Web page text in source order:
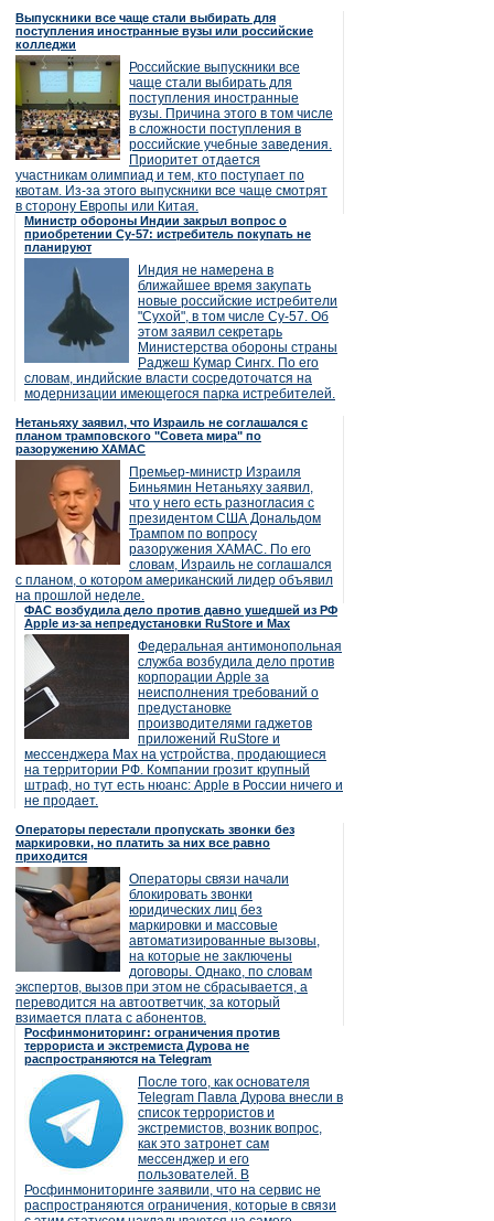
Выпускники все чаще стали выбирать для
поступления иностранные вузы или российские
колледжи
Российские выпускники все
чаще стали выбирать для
поступления иностранные
вузы. Причина этого в том числе
в сложности поступления в
российские учебные заведения.
Приоритет отдается
участникам олимпиад и тем, кто поступает по
квотам. Из-за этого выпускники все чаще смотрят
в сторону Европы или Китая.
Министр обороны Индии закрыл вопрос о
приобретении Су-57: истребитель покупать не
планируют
Индия не намерена в
ближайшее время закупать
новые российские истребители
"Сухой", в том числе Су-57. Об
этом заявил секретарь
Министерства обороны страны
Раджеш Кумар Сингх. По его
словам, индийские власти сосредоточатся на
модернизации имеющегося парка истребителей.
Нетаньяху заявил, что Израиль не соглашался с
планом трамповского "Совета мира" по
разоружению ХАМАС
Премьер-министр Израиля
Биньямин Нетаньяху заявил,
что у него есть разногласия с
президентом США Дональдом
Трампом по вопросу
разоружения ХАМАС. По его
словам, Израиль не соглашался
с планом, о котором американский лидер объявил
на прошлой неделе.
ФАС возбудила дело против давно ушедшей из РФ
Apple из-за непредустановки RuStore и Max
Федеральная антимонопольная
служба возбудила дело против
корпорации Apple за
неисполнения требований о
предустановке
производителями гаджетов
приложений RuStore и
мессенджера Max на устройства, продающиеся
на территории РФ. Компании грозит крупный
штраф, но тут есть нюанс: Apple в России ничего и
не продает.
Операторы перестали пропускать звонки без
маркировки, но платить за них все равно
приходится
Операторы связи начали
блокировать звонки
юридических лиц без
маркировки и массовые
автоматизированные вызовы,
на которые не заключены
договоры. Однако, по словам
экспертов, вызов при этом не сбрасывается, а
переводится на автоответчик, за который
взимается плата с абонентов.
Росфинмониторинг: ограничения против
террориста и экстремиста Дурова не
распространяются на Telegram
После того, как основателя
Telegram Павла Дурова внесли в
список террористов и
экстремистов, возник вопрос,
как это затронет сам
мессенджер и его
пользователей. В
Росфинмониторинге заявили, что на сервис не
распространяются ограничения, которые в связи